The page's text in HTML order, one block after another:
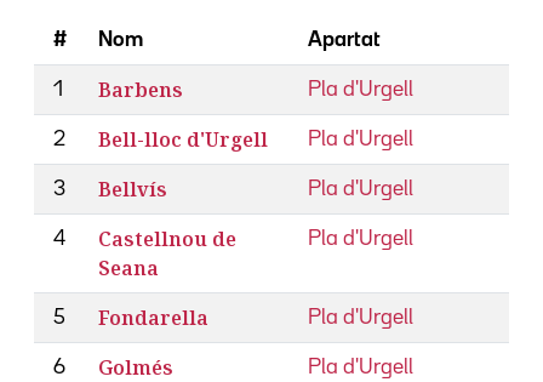
# Nom Apartat
1 Barbens Pla d'Urgell
2 Bell-lloc d'Urgell Pla d'Urgell
3 Bellvís Pla d'Urgell
4
Castellnou de
Seana
Pla d'Urgell
5 Fondarella Pla d'Urgell
6 Golmés Pla d'Urgell